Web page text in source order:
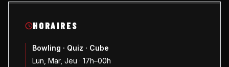
HORAIRES
Bowling · Quiz · Cube
Lun, Mar, Jeu · 17h–00h